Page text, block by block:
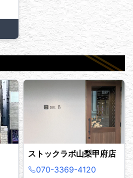
ストックラボ山梨甲府店
070-3369-4120